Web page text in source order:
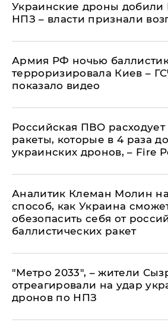
Украинские дроны добили
НПЗ – власти признали
Армия РФ ночью
терроризировала Киев –
показало видео
Российская ПВО
ракеты, которые в 4 раза
украинских дронов, – Fire
Аналитик Клеман Молин
способ, как Украина
обезопасить себя от
баллистических ракет
"Метро 2033", – жители
отреагировали на удар
дронов по НПЗ